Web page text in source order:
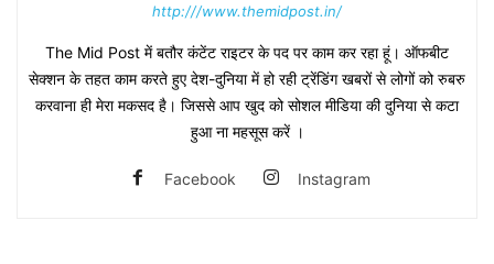
http:///www.themidpost.in/
The Mid Post में बतौर कंटेंट राइटर के पद पर काम कर रहा हूं। ऑफबीट
सेक्शन के तहत काम करते हुए देश-दुनिया में हो रही ट्रेंडिंग खबरों से लोगों को रुबरु
करवाना ही मेरा मकसद है। जिससे आप खुद को सोशल मीडिया की दुनिया से कटा
हुआ ना महसूस करें ।
Facebook Instagram